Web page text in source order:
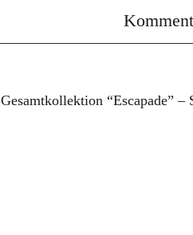
Gesamtkollektion “Escapade” –